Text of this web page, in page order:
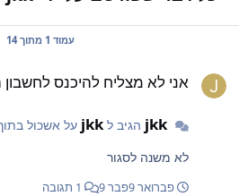
עמוד 1 מתוך 14
אני לא מצליח להיכנס לחשבון
jkk הגיב לjkk על אשכול
לא משנה לסגור
פברואר 9 פבר 9